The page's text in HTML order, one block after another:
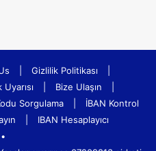
Gizlilik Politikası
Uyarısı Bize Ulaşın
Sorgulama
İBAN Kontrol
IBAN Hesaplayıcı
•